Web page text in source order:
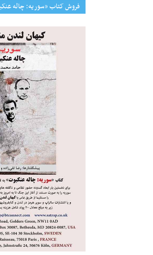
فروش کتاب «سوریه: چاله